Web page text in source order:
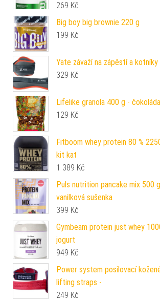
269 Kč
Big boy big brownie 220 g
199 Kč
Yate závaží na zápěstí a
329 Kč
Lifelike granola 400 g - čokoláda
129 Kč
Fitboom whey protein 80 %
kit kat
1 389 Kč
Puls nutrition pancake mix 500
vanilková sušenka
399 Kč
Gymbeam protein just whey
jogurt
949 Kč
Power system posilovací
lifting straps -
249 Kč